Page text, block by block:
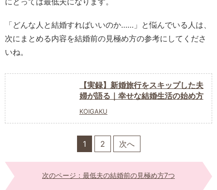
「どんな人と結婚すればいいのか……」と悩んでいる人は、
次にまとめる内容を結婚前の見極め方の参考にしてくださ
いね。
【実録】新婚旅行をスキップした夫
婦が語る｜幸せな結婚生活の始め方
KOIGAKU
1 2 次へ
次のページ：最低夫の結婚前の見極め方7つ